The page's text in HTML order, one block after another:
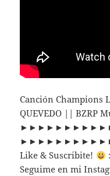
Canción Champions
QUEVEDO || BZRP
Like & Suscribite!
:
Seguime en mi